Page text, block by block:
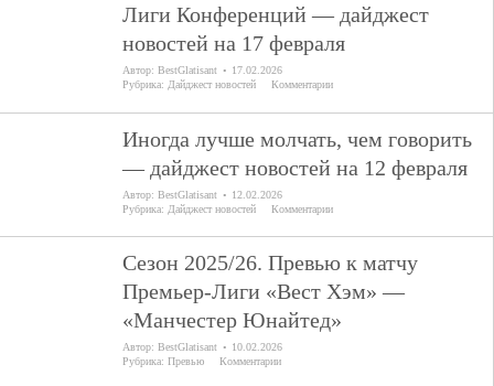
Лиги Конференций — дайджест
новостей на 17 февраля
Автор:BestGlatisant
17.02.2026
Рубрика:Дайджест новостей Комментарии
Иногда лучше молчать, чем говорить
— дайджест новостей на 12 февраля
Автор:BestGlatisant
12.02.2026
Рубрика: Дайджест новостей Комментарии
Cезон 2025/26. Превью к матчу
Премьер-Лиги «Вест Хэм» —
«Манчестер Юнайтед»
Автор:BestGlatisant
10.02.2026
Рубрика:Превью Комментарии